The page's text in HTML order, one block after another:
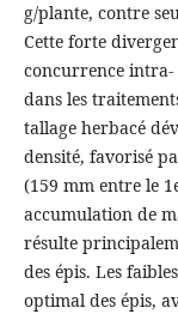
g/plante, contre
Cette forte
concurrence intra-
dans les
tallage herbacé
densité, favorisé
(159 mm entre le
accumulation de
résulte
des épis. Les
optimal des épis,